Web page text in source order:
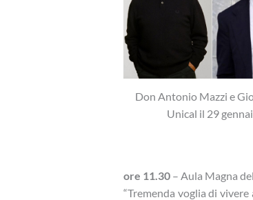
Don Antonio Mazzi e
Unical il 29
ore 11.30– Aula Magna
“Tremenda voglia di